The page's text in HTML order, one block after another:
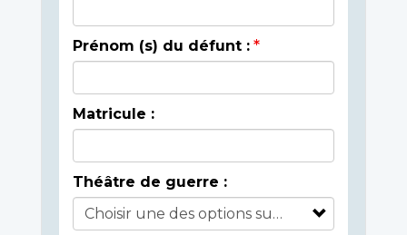
Prénom (s) du défunt :
Matricule :
Théâtre de guerre :